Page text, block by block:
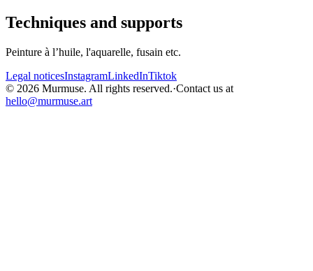
Techniques and supports
Peinture à l’huile, l'aquarelle, fusain etc.
Legal noticesInstagramLinkedInTiktok
© 2026 Murmuse. All rights reserved.·Contact us at
hello@murmuse.art